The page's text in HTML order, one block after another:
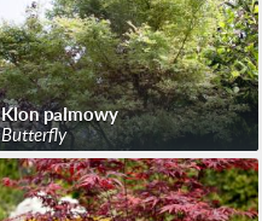
Klon palmowy
Butterfly